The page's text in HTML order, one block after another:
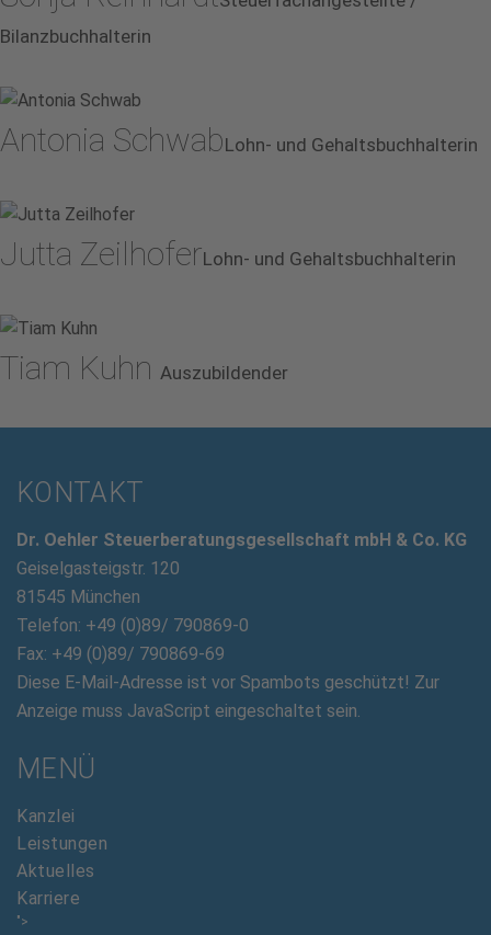
Bilanzbuchhalterin
Antonia SchwabLohn- und Gehaltsbuchhalterin
Jutta ZeilhoferLohn- und Gehaltsbuchhalterin
Tiam Kuhn Auszubildender
KONTAKT
Dr. Oehler Steuerberatungsgesellschaft mbH & Co. KG
Geiselgasteigstr. 120
81545 München
Telefon: +49 (0)89/ 790869-0
Fax: +49 (0)89/ 790869-69
Diese E-Mail-Adresse ist vor Spambots geschützt! Zur
Anzeige muss JavaScript eingeschaltet sein.
MENÜ
Kanzlei
Leistungen
Aktuelles
Karriere
">